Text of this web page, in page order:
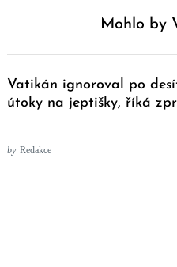
Mohlo by
Vatikán ignoroval po
útoky na jeptišky, říká
by Redakce